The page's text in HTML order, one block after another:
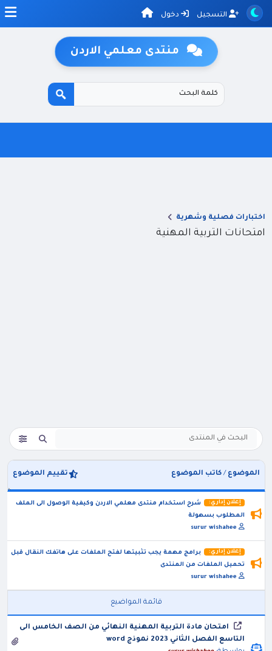
التسجيل دخول
منتدى معلمي الاردن
اختبارات فصلية وشهرية
امتحانات التربية المهنية
تقييم الموضوع الموضوع /كاتب الموضوع
إعلان إداري:
شرح استخدام منتدى معلمي الاردن وكيفية الوصول الى الملف
المطلوب بسهولة
surur wishahee
إعلان إداري:
برامج مهمة يجب تثبيتها لفتح الملفات على هاتفك النقال قبل
تحميل الملفات من المنتدى
surur wishahee
قائمة المواضيع
امتحان مادة التربية المهنية النهائي من الصف الخامس الى
التاسع الفصل الثاني 2023 نموذج word